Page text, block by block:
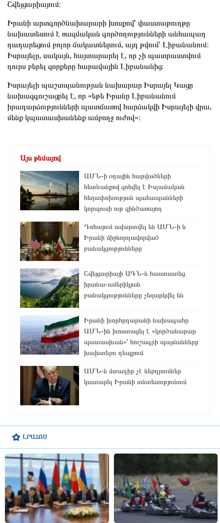
ԼՐԱՀՈՍ
Շվեյցարիայում։
Իրանի արտգործնախարարի խոսքով՝ փաստաթուղթը
նախատեսում է ռազմական գործողությունների անհապաղ
դադարեցում բոլոր ճակատներում, այդ թվում՝ Լիբանանում։
Իսրայելը, սակայն, հայտարարել է, որ չի պատրաստվում
դուրս բերել զորքերը հարավային Լիբանանից։
Իսրայելի պաշտպանության նախարար Իսրայել Կացը
նախազգուշացրել է, որ «եթե Իրանը Լիբանանում
իրադարձությունների պատճառով հարձակվի Իսրայելի վրա,
մենք կպատասխանենք ամբողջ ուժով»։
Այս թեմայով
ԱՄՆ-ի օդային հարվածների
հետևանքով զոհվել է Իսլամական
հեղափոխության պահապանների
կորպուսի ութ զինծառայող
Դոհայում ավարտվել են ԱՄՆ-ի և
Իրանի միջնորդավորված
բանակցությունները
Շվեյցարիայի ԱԳՆ-ն հաստատեց.
իրանա-ամերիկյան
բանակցությունները չեղարկվել են
Իրանի խորհրդարանի նախագահը
ԱՄՆ-ին խոստացել է «կործանարար
պատասխան»՝ հուշագրի պայմանները
խախտելու դեպքում
ԱՄՆ-ն մտադիր չէ ներդրումներ
կատարել Իրանի տնտեսությունում